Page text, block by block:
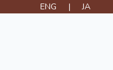
ENG | JA